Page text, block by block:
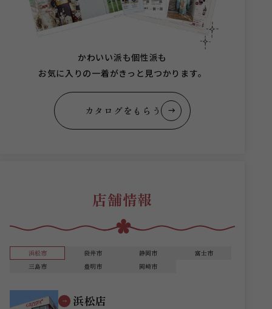
かわいい派も個性派も
お気に入りの一着がきっと見つかります。
カタログをもらう
店舗情報
浜松市 袋井市 静岡市
富士市
三島市
豊明市 岡崎市
浜松店